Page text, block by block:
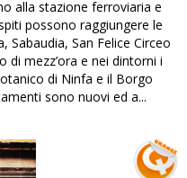
alla stazione ferroviaria e
possono raggiungere le
Sabaudia, San Felice Circeo
di mezz’ora e nei dintorni i
di Ninfa e il Borgo
sono nuovi ed a...